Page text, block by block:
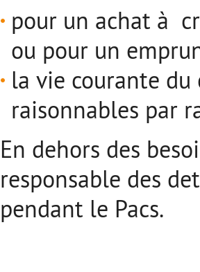
pour un achat à
ou pour un
la vie courante du
raisonnables par
En dehors des
responsable des
pendant le Pacs.